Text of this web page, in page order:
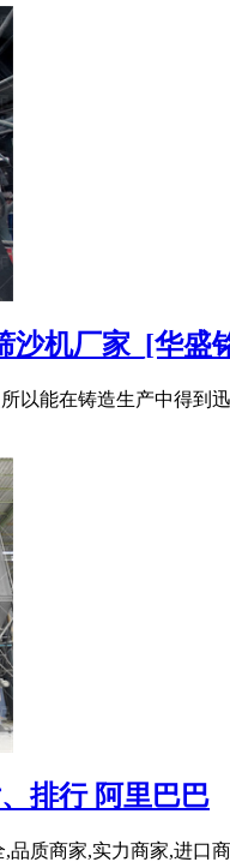
沙机厂家_[华盛
以能在铸造生产中得到
排行 阿里巴巴
质商家,实力商家,进口